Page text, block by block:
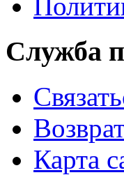
Служба
Карта